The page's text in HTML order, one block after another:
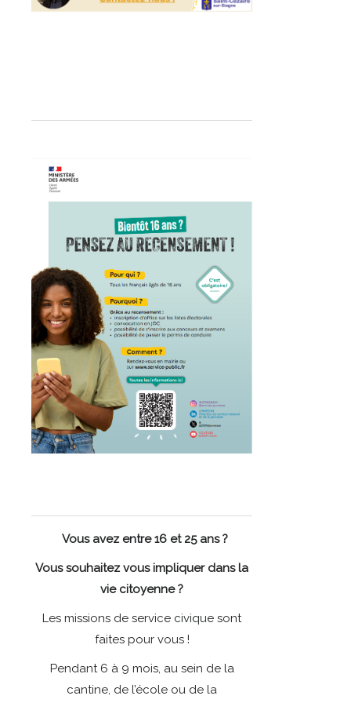
Vous avez entre 16 et 25 ans ?
Vous souhaitez vous impliquer dans la
vie citoyenne ?
Les missions de service civique sont
faites pour vous !
Pendant 6 à 9 mois, au sein de la
cantine, de l’école ou de la